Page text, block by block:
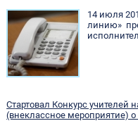
14 ­июля
линию»
Стартовал Конкурс учителей
(внеклассное мероприятие)